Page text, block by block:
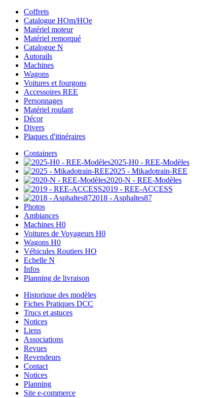
Coffrets
Catalogue HOm/HOe
Matériel moteur
Matériel remorqué
Catalogue N
Autorails
Machines
Wagons
Voitures et fourgons
Accessoires REE
Personnages
Matériel roulant
Décor
Divers
Plaques d'itinéraires
Containers
2025-H0 - REE-Modèles
2025 - Mikadotrain-REE
2020-N - REE-Modèles
2019 - REE-ACCESS
2018 - Asphaltes87
Photos
Ambiances
Machines H0
Voitures de Voyageurs H0
Wagons H0
Véhicules Routiers HO
Echelle N
Infos
Planning de livraison
Historique des modèles
Fiches Pratiques DCC
Trucs et astuces
Notices
Liens
Associations
Revues
Revendeurs
Contact
Notices
Planning
Site e-commerce